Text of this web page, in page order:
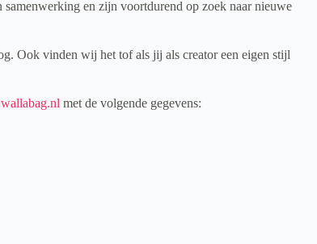
en zijn voortdurend op zoek naar nieuwe
Ook vinden wij het tof als jij als creator een eigen stijl
met de volgende gegevens: